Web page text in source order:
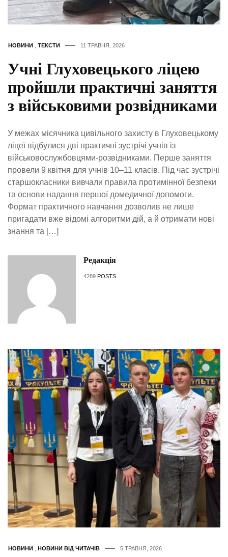
НОВИНИ ТЕКСТИ 11 ТРАВНЯ, 2026
Учні Глуховецького ліцею
пройшли практичні заняття
з військовими розвідниками
У межах місячника цивільного захисту в Глуховецькому
ліцеї відбулися дві практичні зустрічі учнів із
військовослужбовцями-розвідниками. Перше заняття
провели 9 квітня для учнів 10–11 класів. Під час зустрічі
старшокласники вивчали правила протимінної безпеки
та основи надання першої домедичної допомоги.
Формат практичного навчання дозволив не лише
пригадати вже відомі алгоритми дій, а й отримати нові
знання та […]
Редакція
4289 POSTS
НОВИНИ НОВИНИ ВІД ЧИТАЧІВ 5 ТРАВНЯ, 2026